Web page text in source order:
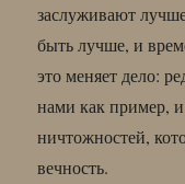
заслуживают
быть лучше, и
это меняет дело:
нами как пример, и
ничтожностей,
вечность.